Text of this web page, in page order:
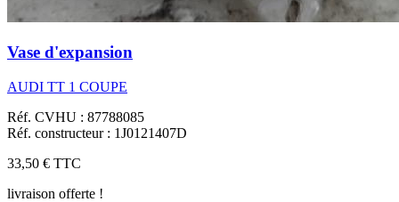
Vase d'expansion
AUDI TT 1 COUPE
Réf. CVHU : 87788085
Réf. constructeur : 1J0121407D
33,50 € TTC
livraison offerte !